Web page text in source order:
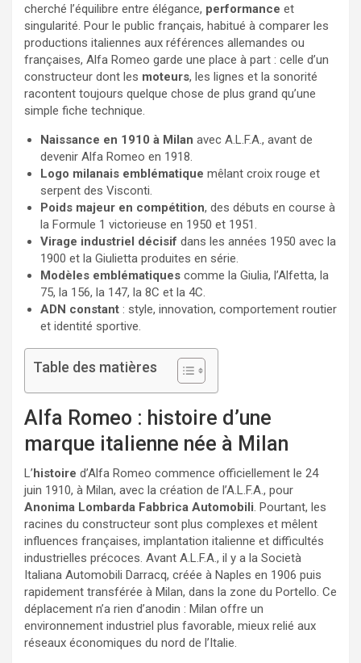
cherché l’équilibre entre élégance, performance et
singularité. Pour le public français, habitué à comparer les
productions italiennes aux références allemandes ou
françaises, Alfa Romeo garde une place à part : celle d’un
constructeur dont les moteurs, les lignes et la sonorité
racontent toujours quelque chose de plus grand qu’une
simple fiche technique.
Naissance en 1910 à Milan avec A.L.F.A., avant de
devenir Alfa Romeo en 1918.
Logo milanais emblématique mêlant croix rouge et
serpent des Visconti.
Poids majeur en compétition, des débuts en course à
la Formule 1 victorieuse en 1950 et 1951.
Virage industriel décisif dans les années 1950 avec la
1900 et la Giulietta produites en série.
Modèles emblématiques comme la Giulia, l’Alfetta, la
75, la 156, la 147, la 8C et la 4C.
ADN constant : style, innovation, comportement routier
et identité sportive.
Table des matières
Alfa Romeo : histoire d’une
marque italienne née à Milan
L’histoire d’Alfa Romeo commence officiellement le 24
juin 1910, à Milan, avec la création de l’A.L.F.A., pour
Anonima Lombarda Fabbrica Automobili. Pourtant, les
racines du constructeur sont plus complexes et mêlent
influences françaises, implantation italienne et difficultés
industrielles précoces. Avant A.L.F.A., il y a la Società
Italiana Automobili Darracq, créée à Naples en 1906 puis
rapidement transférée à Milan, dans la zone du Portello. Ce
déplacement n’a rien d’anodin : Milan offre un
environnement industriel plus favorable, mieux relié aux
réseaux économiques du nord de l’Italie.